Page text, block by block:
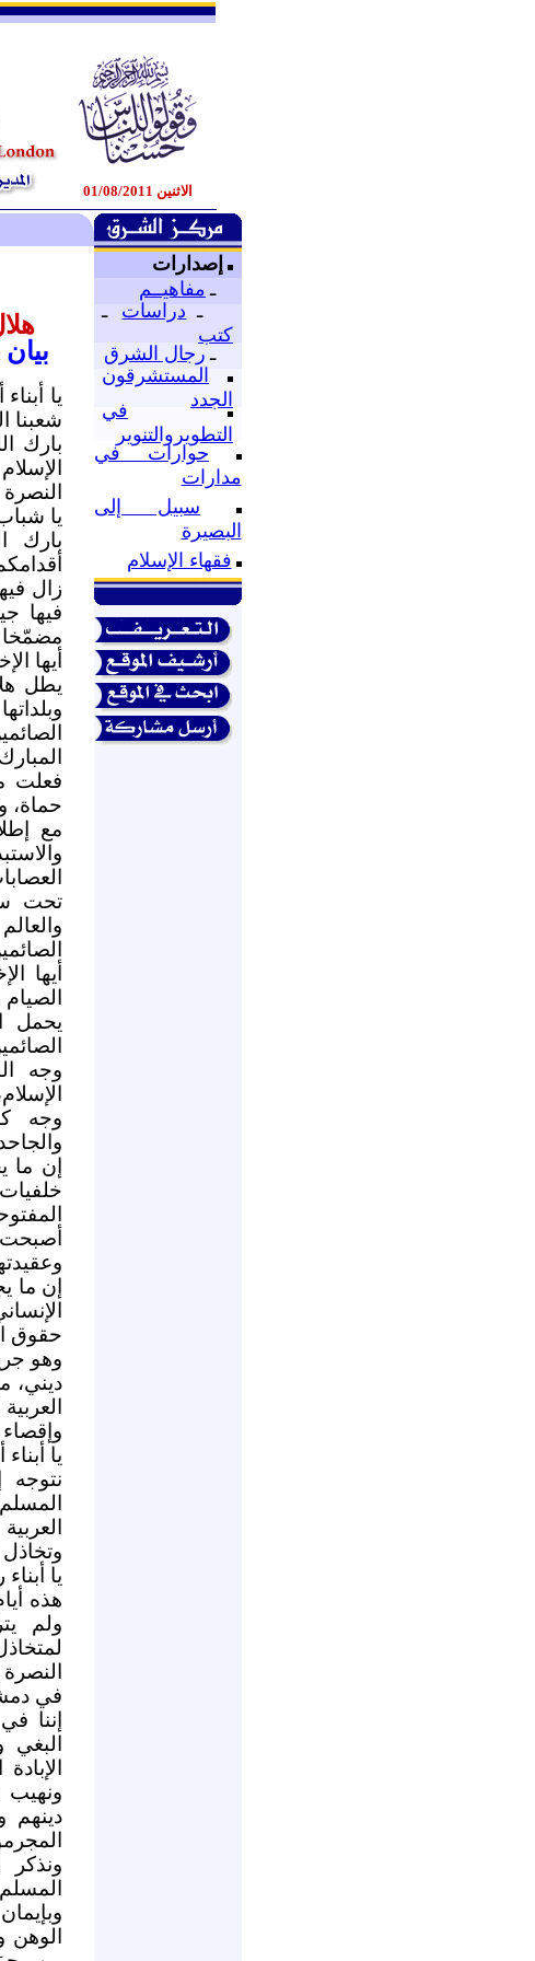
الاثنين 01/08/2011
إصدارات
ـ مفاهيــم
ـ دراسات
ـ
كتب
ـ رجال الشرق
المستشرقون
الجدد
في
التطويروالتنوير
حوارات في
مدارات
سبيل إلى
البصيرة
فقهاء الإسلام
يا
شعبنا
بارك
يا
بارك
زال
فيها
مضمّخا
أيها
يطل
فعلت
حماة،
مع
تحت
أيها
يحمل
وجه
وجه
إن ما
إن ما
حقوق
وهو
ديني،
يا
نتوجه
يا
هذه
ولم
في
إننا
البغي
ونهيب
الوهن